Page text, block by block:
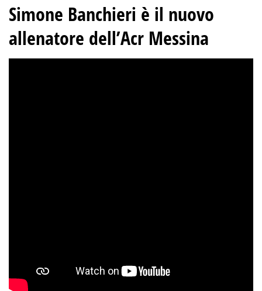
Simone Banchieri è il nuovo
allenatore dell’Acr Messina